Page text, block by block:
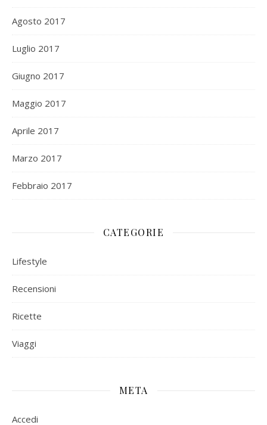
Agosto 2017
Luglio 2017
Giugno 2017
Maggio 2017
Aprile 2017
Marzo 2017
Febbraio 2017
CATEGORIE
Lifestyle
Recensioni
Ricette
Viaggi
META
Accedi